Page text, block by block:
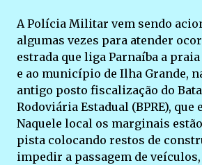
A Polícia Militar vem sendo
algumas vezes para atender
estrada que liga Parnaíba a praia
e ao município de Ilha Grande,
antigo posto fiscalização do
Rodoviária Estadual (BPRE), que
Naquele local os marginais
pista colocando restos de
impedir a passagem de